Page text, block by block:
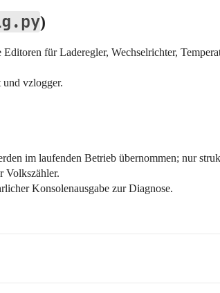
)
Editoren für Laderegler, Wechselrichter,
vzlogger.
im laufenden Betrieb übernommen; nur
Volkszähler.
Konsolenausgabe zur Diagnose.